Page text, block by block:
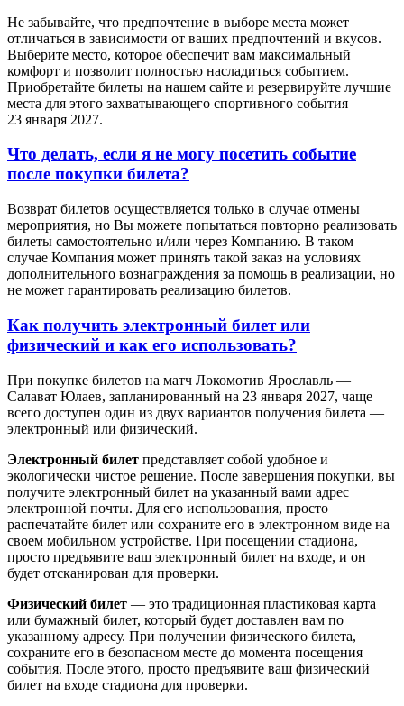
Не забывайте, что предпочтение в выборе места может
отличаться в зависимости от ваших предпочтений и вкусов.
Выберите место, которое обеспечит вам максимальный
комфорт и позволит полностью насладиться событием.
Приобретайте билеты на нашем сайте и резервируйте лучшие
места для этого захватывающего спортивного события
23 января 2027.
Что делать, если я не могу посетить событие
после покупки билета?
Возврат билетов осуществляется только в случае отмены
мероприятия, но Вы можете попытаться повторно реализовать
билеты самостоятельно и/или через Компанию. В таком
случае Компания может принять такой заказ на условиях
дополнительного вознаграждения за помощь в реализации, но
не может гарантировать реализацию билетов.
Как получить электронный билет или
физический и как его использовать?
При покупке билетов на матч Локомотив Ярославль —
Салават Юлаев, запланированный на 23 января 2027, чаще
всего доступен один из двух вариантов получения билета —
электронный или физический.
Электронный билет представляет собой удобное и
экологически чистое решение. После завершения покупки, вы
получите электронный билет на указанный вами адрес
электронной почты. Для его использования, просто
распечатайте билет или сохраните его в электронном виде на
своем мобильном устройстве. При посещении стадиона,
просто предъявите ваш электронный билет на входе, и он
будет отсканирован для проверки.
Физический билет — это традиционная пластиковая карта
или бумажный билет, который будет доставлен вам по
указанному адресу. При получении физического билета,
сохраните его в безопасном месте до момента посещения
события. После этого, просто предъявите ваш физический
билет на входе стадиона для проверки.